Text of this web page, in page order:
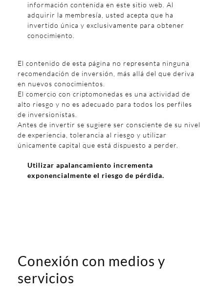
información contenida en este sitio web. Al
adquirir la membresía, usted acepta que ha
invertido única y exclusivamente para obtener
conocimiento.
El contenido de esta página no representa ninguna
recomendación de inversión, más allá del que deriva
en nuevos conocimientos.
El comercio con criptomonedas es una actividad de
alto riesgo y no es adecuado para todos los perfiles
de inversionistas.
Antes de invertir se sugiere ser consciente de su nivel
de experiencia, tolerancia al riesgo y utilizar
únicamente capital que está dispuesto a perder.
Utilizar apalancamiento incrementa
exponencialmente el riesgo de pérdida.
Conexión con medios y
servicios